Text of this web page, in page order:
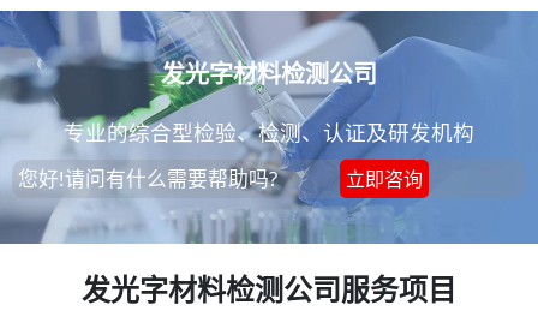
发光字材料检测公司
专业的综合型检验、检测、认证及研发机构
您好!请问有什么需要帮助吗? 立即咨询
发光字材料检测公司服务项目